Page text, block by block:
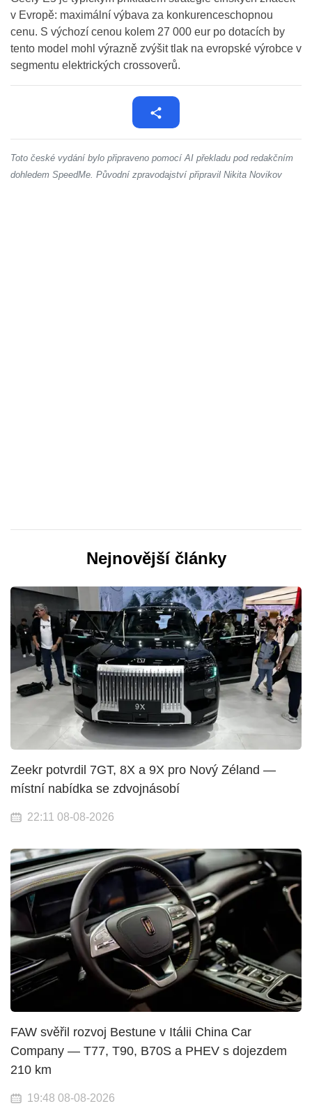
v Evropě: maximální výbava za konkurenceschopnou
cenu. S výchozí cenou kolem 27 000 eur po dotacích by
tento model mohl výrazně zvýšit tlak na evropské výrobce v
segmentu elektrických crossoverů.
Toto české vydání bylo připraveno pomocí AI překladu pod redakčním
dohledem SpeedMe. Původní zpravodajství připravil Nikita Novikov
Nejnovější články
Zeekr potvrdil 7GT, 8X a 9X pro Nový Zéland —
místní nabídka se zdvojnásobí
22:11 08-08-2026
FAW svěřil rozvoj Bestune v Itálii China Car
Company — T77, T90, B70S a PHEV s dojezdem
210 km
19:48 08-08-2026